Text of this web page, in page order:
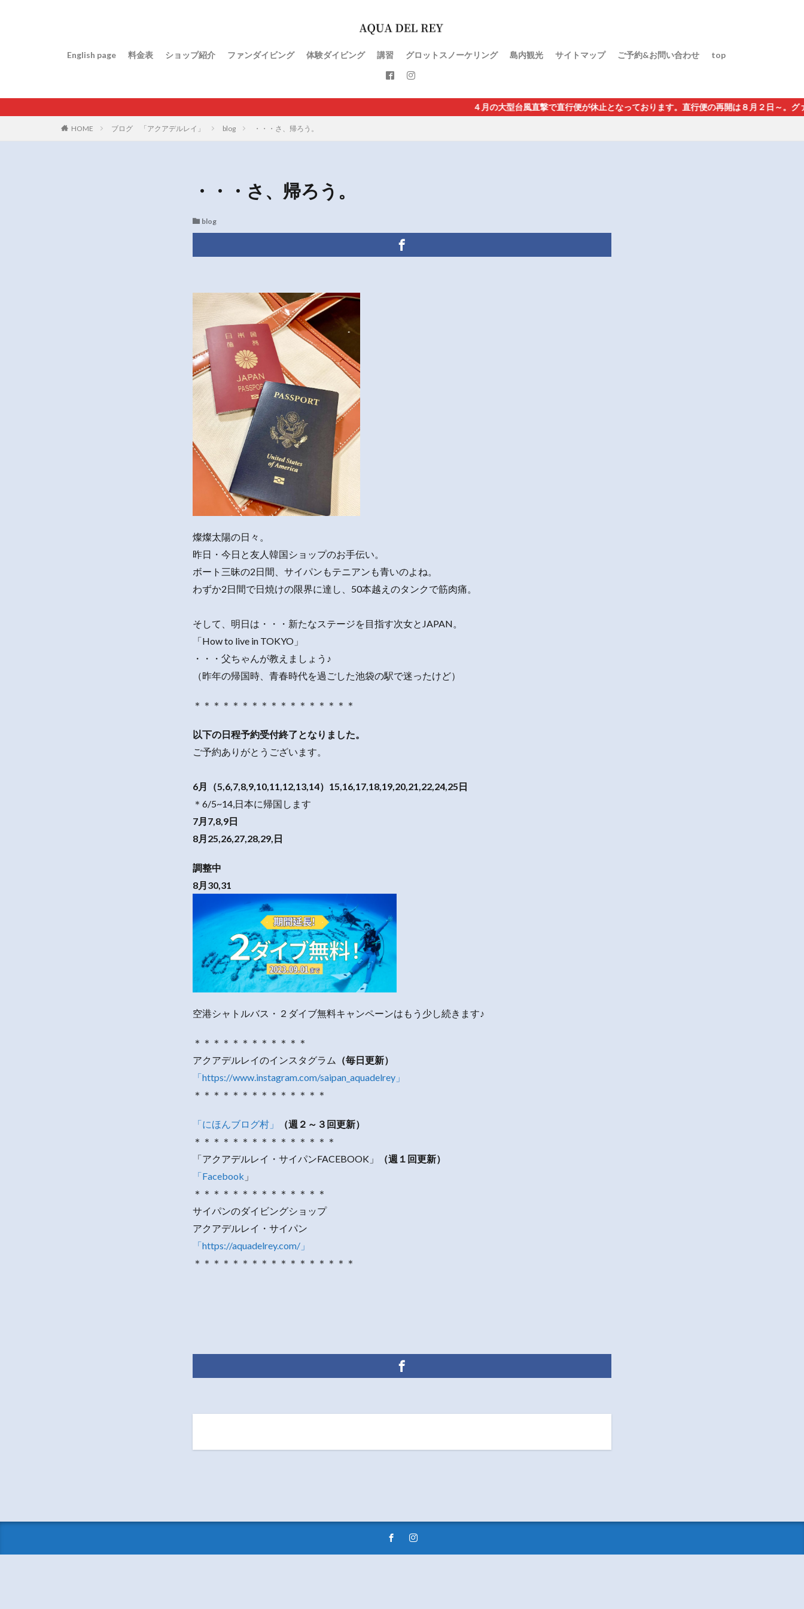
English page 料金表 ショップ紹介 ファンダイビング 体験ダイビング 講習 グロットスノーケリング 島内観光 サイトマップ ご予約&お問い合わせ top
４月の大型台風直撃で直行便が休止となっております。直行便の再開は８月２日～。グァム経由・イン
HOME ブログ 「アクアデルレイ」 blog ・・・さ、帰ろう。
・・・さ、帰ろう。
blog
燦燦太陽の日々。
昨日・今日と友人韓国ショップのお手伝い。
ボート三昧の2日間、サイパンもテニアンも青いのよね。
わずか2日間で日焼けの限界に達し、50本越えのタンクで筋肉痛。
そして、明日は・・・新たなステージを目指す次女とJAPAN。
「How to live in TOKYO」
・・・父ちゃんが教えましょう♪
（昨年の帰国時、青春時代を過ごした池袋の駅で迷ったけど）
＊＊＊＊＊＊＊＊＊＊＊＊＊＊＊＊＊
以下の日程予約受付終了となりました。
ご予約ありがとうございます。
6月（5,6,7,8,9,10,11,12,13,14）15,16,17,18,19,20,21,22,24,25日
＊6/5~14,日本に帰国します
7月7,8,9日
8月25,26,27,28,29,日
調整中
8月30,31
空港シャトルバス・２ダイブ無料キャンペーンはもう少し続きます♪
＊＊＊＊＊＊＊＊＊＊＊＊
アクアデルレイのインスタグラム
（毎日更新）
「https://www.instagram.com/saipan_aquadelrey」
＊＊＊＊＊＊＊＊＊＊＊＊＊＊
「にほんブログ村」
（週２～３回更新）
＊＊＊＊＊＊＊＊＊＊＊＊＊＊＊
「アクアデルレイ・サイパンFACEBOOK」
（週１回更新）
「Facebook 」
＊＊＊＊＊＊＊＊＊＊＊＊＊＊
サイパンのダイビングショップ
アクアデルレイ・サイパン
「https://aquadelrey.com/」
＊＊＊＊＊＊＊＊＊＊＊＊＊＊＊＊＊